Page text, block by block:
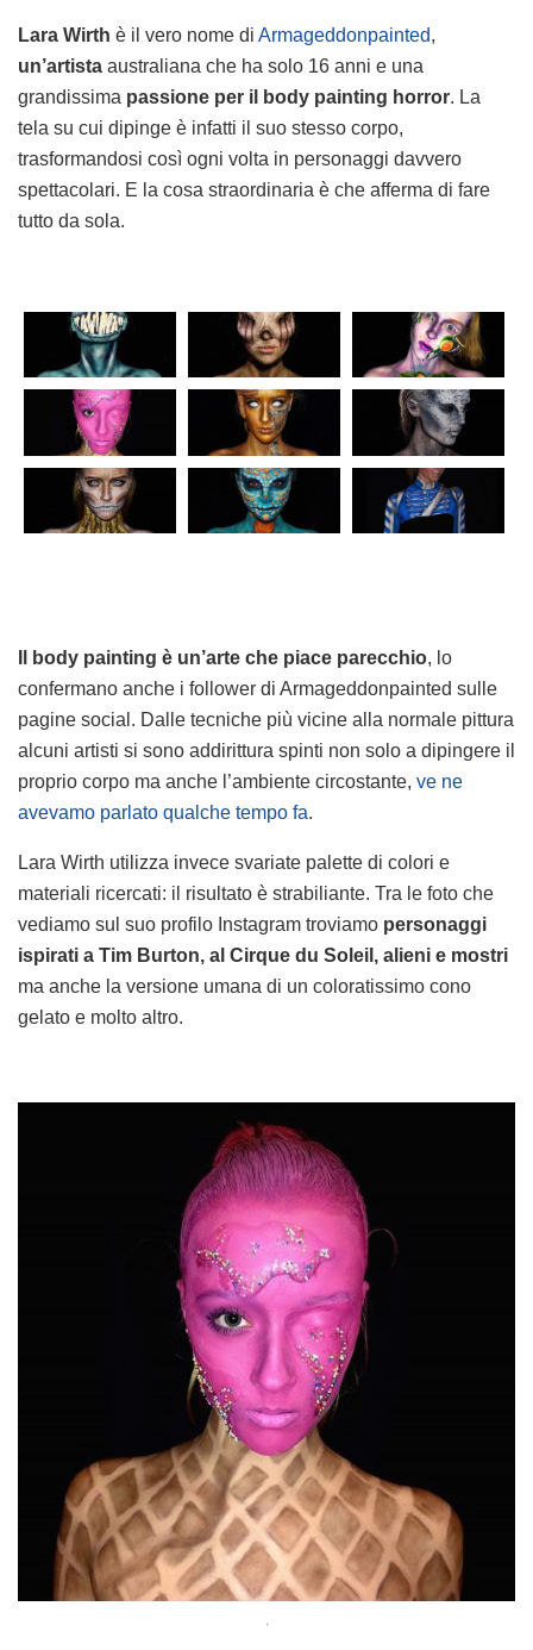
Lara Wirth è il vero nome di Armageddonpainted,
un’artista australiana che ha solo 16 anni e una
grandissima passione per il body painting horror. La
tela su cui dipinge è infatti il suo stesso corpo,
trasformandosi così ogni volta in personaggi davvero
spettacolari. E la cosa straordinaria è che afferma di fare
tutto da sola.
Il body painting è un’arte che piace parecchio, lo
confermano anche i follower di Armageddonpainted sulle
pagine social. Dalle tecniche più vicine alla normale pittura
alcuni artisti si sono addirittura spinti non solo a dipingere il
proprio corpo ma anche l’ambiente circostante, ve ne
avevamo parlato qualche tempo fa.
Lara Wirth utilizza invece svariate palette di colori e
materiali ricercati: il risultato è strabiliante. Tra le foto che
vediamo sul suo profilo Instagram troviamo personaggi
ispirati a Tim Burton, al Cirque du Soleil, alieni e mostri
ma anche la versione umana di un coloratissimo cono
gelato e molto altro.
.